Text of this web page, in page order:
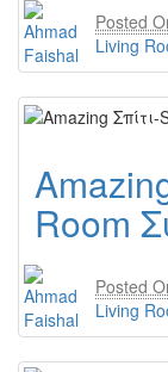
Posted
Living
Room
Posted
Living